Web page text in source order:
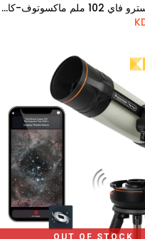
تلسكوب أسترو فاي 102 ملم ماكسوتوف-كاسجرين
OUT OF STOCK